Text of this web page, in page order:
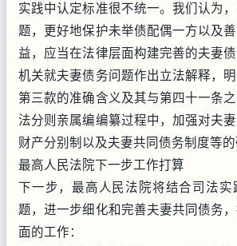
实践中认定标准很不统一。我们认为
题，更好地保护未举债配偶一方以及
益，应当在法律层面构建完善的夫妻
机关就夫妻债务问题作出立法解释，
第三款的准确含义及其与第四十一条
法分则亲属编编纂过程中，加强对夫
财产分别制以及夫妻共同债务制度等的
最高人民法院下一步工作打算
下一步，最高人民法院将结合司法实
题，进一步细化和完善夫妻共同债务
面的工作：